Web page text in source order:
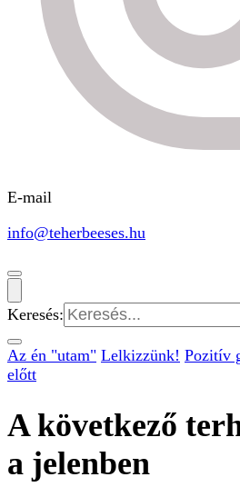
E-mail
info@teherbeeses.hu
Keresés:
Az én "utam" Lelkizzünk! Pozitív
előtt
A következő
a jelenben